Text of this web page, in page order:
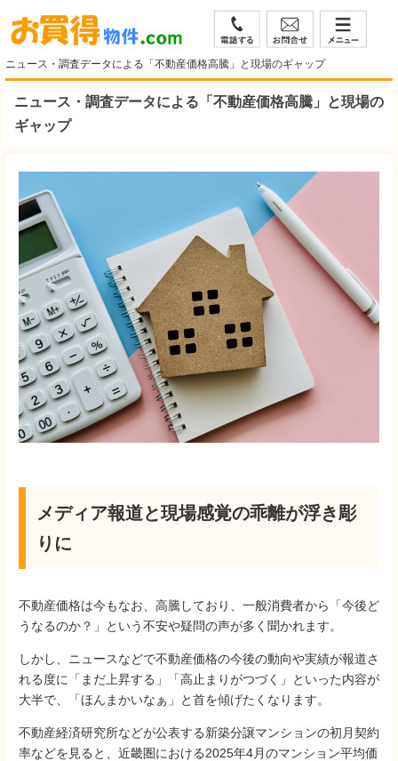
ニュース・調査データによる「不動産価格高騰」と現場のギャップ
ニュース・調査データによる「不動産価格高騰」と現場の
ギャップ
メディア報道と現場感覚の乖離が浮き彫
りに
不動産価格は今もなお、高騰しており、一般消費者から「今後ど
うなるのか？」という不安や疑問の声が多く聞かれます。
しかし、ニュースなどで不動産価格の今後の動向や実績が報道さ
れる度に「まだ上昇する」「高止まりがつづく」といった内容が
大半で、「ほんまかいなぁ」と首を傾げたくなります。
不動産経済研究所などが公表する新築分譲マンションの初月契約
率などを見ると、近畿圏における2025年4月のマンション平均価